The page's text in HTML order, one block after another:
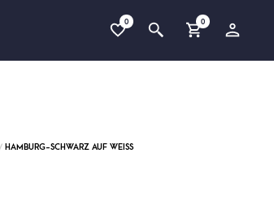
0 0